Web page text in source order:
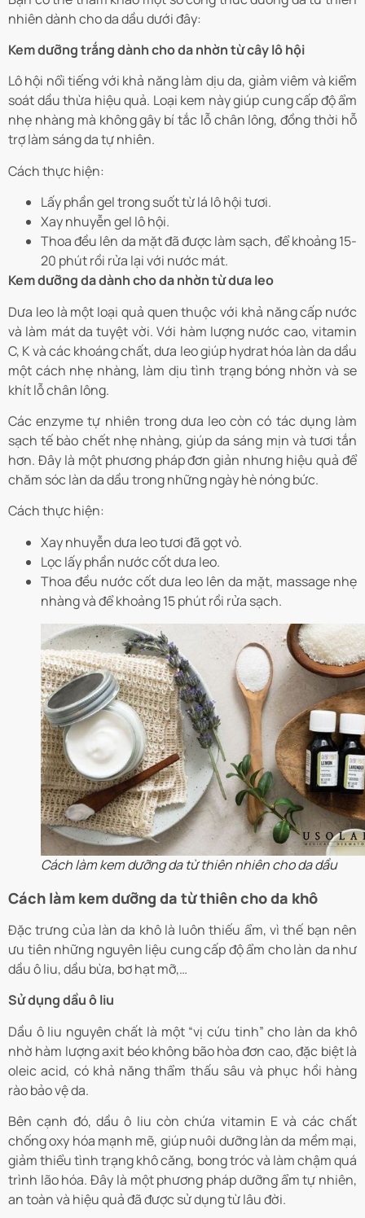
nhiên dành cho da dầu dưới đây:
Kem dưỡng trắng dành cho da nhờn từ cây lô hội
Lô hội nổi tiếng với khả năng làm dịu da, giảm viêm và kiểm
soát dầu thừa hiệu quả. Loại kem này giúp cung cấp độ ẩm
nhẹ nhàng mà không gây bí tắc lỗ chân lông, đồng thời hỗ
trợ làm sáng da tự nhiên.
Cách thực hiện:
Lấy phần gel trong suốt từ lá lô hội tươi.
Xay nhuyễn gel lô hội.
Thoa đều lên da mặt đã được làm sạch, để khoảng 15-
20 phút rồi rửa lại với nước mát.
Kem dưỡng da dành cho da nhờn từ dưa leo
Dưa leo là một loại quả quen thuộc với khả năng cấp nước
và làm mát da tuyệt vời. Với hàm lượng nước cao, vitamin
C, K và các khoáng chất, dưa leo giúp hydrat hóa làn da dầu
một cách nhẹ nhàng, làm dịu tình trạng bóng nhờn và se
khít lỗ chân lông.
Các enzyme tự nhiên trong dưa leo còn có tác dụng làm
sạch tế bào chết nhẹ nhàng, giúp da sáng mịn và tươi tắn
hơn. Đây là một phương pháp đơn giản nhưng hiệu quả để
chăm sóc làn da dầu trong những ngày hè nóng bức.
Cách thực hiện:
Xay nhuyễn dưa leo tươi đã gọt vỏ.
Lọc lấy phần nước cốt dưa leo.
Thoa đều nước cốt dưa leo lên da mặt, massage nhẹ
nhàng và để khoảng 15 phút rồi rửa sạch.
Cách làm kem dưỡng da từ thiên nhiên cho da dầu
Cách làm kem dưỡng da từ thiên cho da khô
Đặc trưng của làn da khô là luôn thiếu ẩm, vì thế bạn nên
ưu tiên những nguyên liệu cung cấp độ ẩm cho làn da như
dầu ô liu, dầu bừa, bơ hạt mỡ,…
Sử dụng dầu ô liu
Dầu ô liu nguyên chất là một “vị cứu tinh” cho làn da khô
nhờ hàm lượng axit béo không bão hòa đơn cao, đặc biệt là
oleic acid, có khả năng thẩm thấu sâu và phục hồi hàng
rào bảo vệ da.
Bên cạnh đó, dầu ô liu còn chứa vitamin E và các chất
chống oxy hóa mạnh mẽ, giúp nuôi dưỡng làn da mềm mại,
giảm thiểu tình trạng khô căng, bong tróc và làm chậm quá
trình lão hóa. Đây là một phương pháp dưỡng ẩm tự nhiên,
an toàn và hiệu quả đã được sử dụng từ lâu đời.